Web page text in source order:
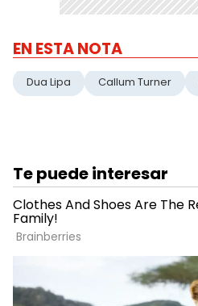
EN ESTA NOTA
Dua Lipa Callum Turner